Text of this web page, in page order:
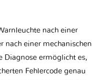
nach einer
nach einer mechanischen
Diagnose ermöglicht es,
Fehlercode genau